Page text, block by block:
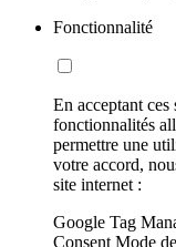
Fonctionnalité
En acceptant
fonctionnalités
permettre une
votre accord,
site internet :
Google Tag
Consent Mode